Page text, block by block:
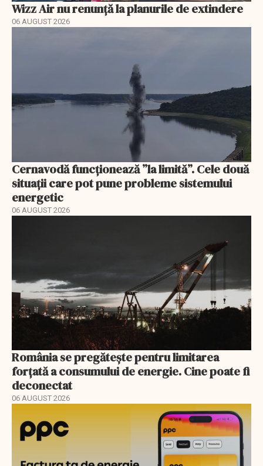
Wizz Air nu renunță la planurile de extindere
06 AUGUST 2026
Cernavodă funcționează ”la limită”. Cele două
situații care pot pune probleme sistemului
energetic
06 AUGUST 2026
România se pregătește pentru limitarea
forțată a consumului de energie. Cine poate fi
deconectat
06 AUGUST 2026